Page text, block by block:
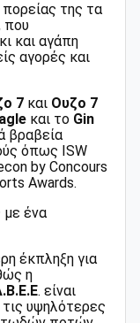
της τα
που
και αγάπη
αγορές και
7 και Ουζο 7
και το Gin
βραβεία
όπως ΙSW
by Concours
Awards.
με ένα
έκπληξη για
η
. είναι
υψηλότερες